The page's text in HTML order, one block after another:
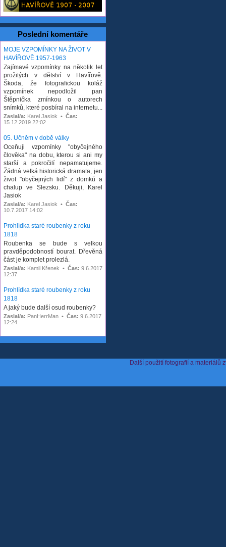
Poslední komentáře
MOJE VZPOMÍNKY NA ŽIVOT V
HAVÍŘOVĚ 1957-1963
Zajímavé vzpomínky na několik let
prožitých v dětství v Havířově.
Škoda, že fotografickou koláž
vzpomínek nepodložil pan
Štěpnička zmínkou o autorech
snímků, které posbíral na internetu...
Zaslal/a: Karel Jasiok • Čas:
15.12.2019 22:02
05. Učněm v době války
Oceňuji vzpomínky "obyčejného
člověka" na dobu, kterou si ani my
starší a pokročilí nepamatujeme.
Žádná velká historická dramata, jen
život "obyčejných lidí" z domků a
chalup ve Slezsku. Děkuji, Karel
Jasiok
Zaslal/a: Karel Jasiok • Čas:
10.7.2017 14:02
Prohlídka staré roubenky z roku
1818
Roubenka se bude s velkou
pravděpodobností bourat. Dřevěná
část je komplet prolezlá.
Zaslal/a: Kamil Křenek • Čas: 9.6.2017
12:37
Prohlídka staré roubenky z roku
1818
A jaký bude další osud roubenky?
Zaslal/a: PanHerrMan • Čas: 9.6.2017
12:24
Další použití fotografií a materiálů